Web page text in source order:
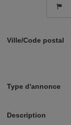
Ville/Code postal
Type d'annonce
Description